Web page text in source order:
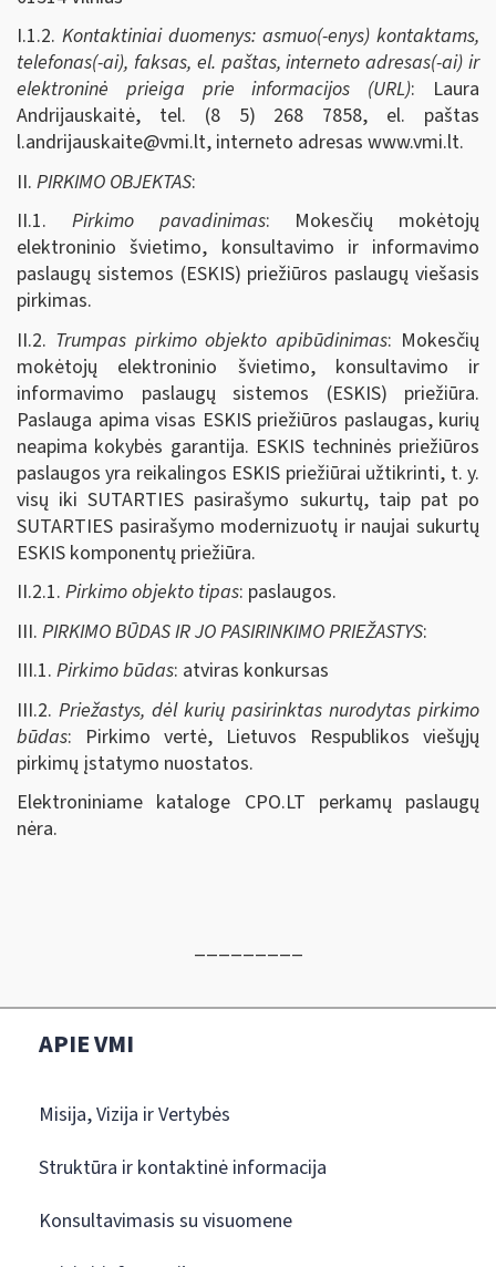
I.1.2. Kontaktiniai duomenys: asmuo(-enys) kontaktams,
telefonas(-ai), faksas, el. paštas, interneto adresas(-ai) ir
elektroninė prieiga prie informacijos (URL): Laura
Andrijauskaitė, tel. (8 5) 268 7858, el. paštas
l.andrijauskaite@vmi.lt, interneto adresas www.vmi.lt.
II. PIRKIMO OBJEKTAS:
II.1. Pirkimo pavadinimas: Mokesčių mokėtojų
elektroninio švietimo, konsultavimo ir informavimo
paslaugų sistemos (ESKIS) priežiūros paslaugų viešasis
pirkimas.
II.2. Trumpas pirkimo objekto apibūdinimas: Mokesčių
mokėtojų elektroninio švietimo, konsultavimo ir
informavimo paslaugų sistemos (ESKIS) priežiūra.
Paslauga apima visas ESKIS priežiūros paslaugas, kurių
neapima kokybės garantija. ESKIS techninės priežiūros
paslaugos yra reikalingos ESKIS priežiūrai užtikrinti, t. y.
visų iki SUTARTIES pasirašymo sukurtų, taip pat po
SUTARTIES pasirašymo modernizuotų ir naujai sukurtų
ESKIS komponentų priežiūra.
II.2.1. Pirkimo objekto tipas: paslaugos.
III. PIRKIMO BŪDAS IR JO PASIRINKIMO PRIEŽASTYS:
III.1. Pirkimo būdas: atviras konkursas
III.2. Priežastys, dėl kurių pasirinktas nurodytas pirkimo
būdas: Pirkimo vertė, Lietuvos Respublikos viešųjų
pirkimų įstatymo nuostatos.
Elektroniniame kataloge CPO.LT perkamų paslaugų
nėra.
APIE VMI
Misija, Vizija ir Vertybės
Struktūra ir kontaktinė informacija
Konsultavimasis su visuomene